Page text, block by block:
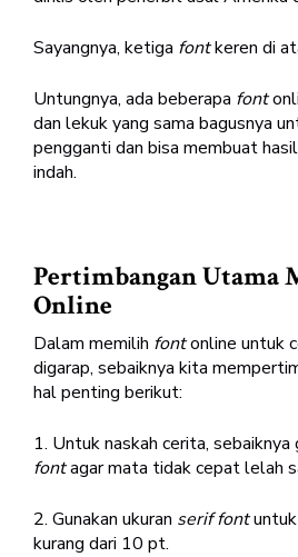
Sayangnya, ketiga fontkeren di
Untungnya, ada beberapa font
dan lekuk yang sama bagusnya
pengganti dan bisa membuat
indah.
Pertimbangan Utama
Online
Dalam memilih fontonline untuk
digarap, sebaiknya kita
hal penting berikut:
1. Untuk naskah cerita, sebaiknya
fontagar mata tidak cepat lelah
2. Gunakan ukuran serif fontuntuk
kurang dari 10 pt.